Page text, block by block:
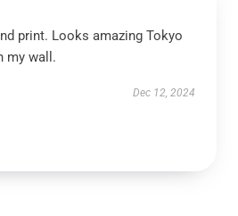
print. Looks amazing Tokyo
my wall.
Dec 12, 2024